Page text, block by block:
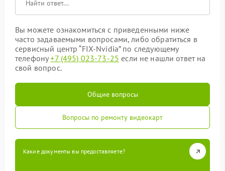
Вы можете ознакомиться с приведенными ниже
часто задаваемыми вопросами, либо обратиться в
сервисный центр “FIX-Nvidia” по следующему
телефону+7 (495) 023-73-25 если не нашли ответ на
свой вопрос.
Общие вопросы
Вопросы по ремонту видеокарт
Какие документы вы предоставляете?